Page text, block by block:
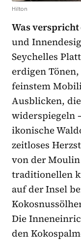
Hilton
Was
und
Seychelles
erdigen
feinstem
Ausblicken,
widerspiegeln
ikonische
zeitloses
von der
traditionellen
auf der Insel
Die
den